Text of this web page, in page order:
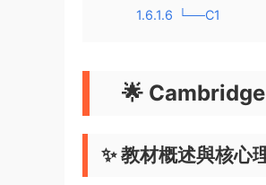
1.6.1.6
└──C1
🌟
✨ 教材概述與核心